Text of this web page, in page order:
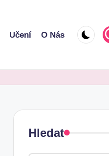
Učení O Nás
Hledat